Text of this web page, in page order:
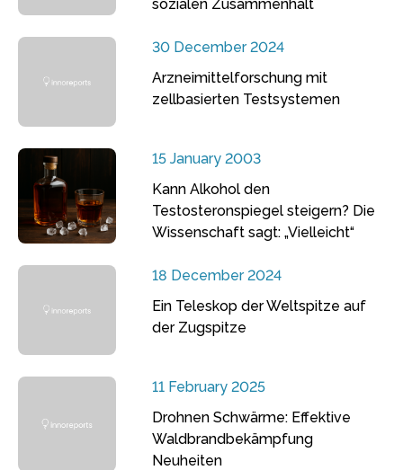
sozialen Zusammenhalt
30 December 2024
Arzneimittelforschung mit
zellbasierten Testsystemen
15 January 2003
Kann Alkohol den
Testosteronspiegel steigern? Die
Wissenschaft sagt: „Vielleicht“
18 December 2024
Ein Teleskop der Weltspitze auf
der Zugspitze
11 February 2025
Drohnen Schwärme: Effektive
Waldbrandbekämpfung
Neuheiten